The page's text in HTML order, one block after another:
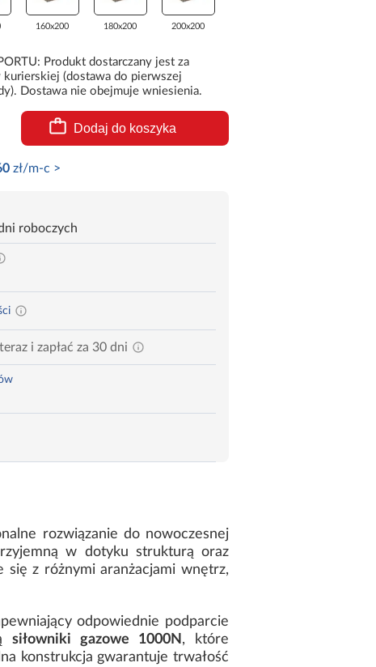
160x200 180x200 200x200
Produkt dostarczany jest za
(dostawa do pierwszej
Dostawa nie obejmuje wniesienia.
Dodaj do koszyka
zł/m-c >
roboczych
i zapłać za 30 dni
rozwiązanie do nowoczesnej
w dotyku strukturą oraz
się z różnymi aranżacjami wnętrz,
odpowiednie podparcie
siłowniki gazowe 1000N , które
konstrukcja gwarantuje trwałość